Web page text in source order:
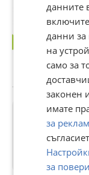
данните
данни за
на
само за
законен
имате
за
за